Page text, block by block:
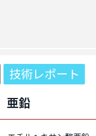
技術レポート
亜鉛